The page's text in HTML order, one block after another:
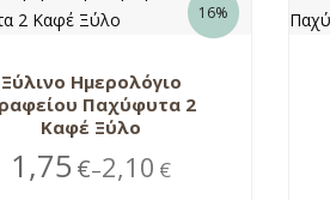
16%
Ξύλινο Ημερολόγιο
Παχύφυτα 2
Καφέ Ξύλο
1,75 €–2,10 €